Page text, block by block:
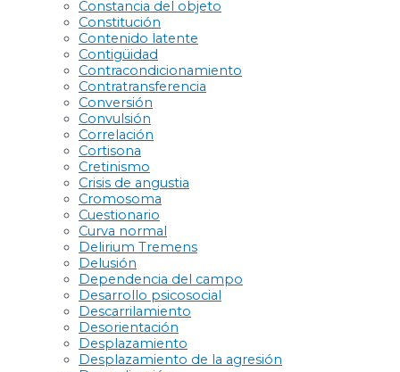
Constancia del objeto
Constitución
Contenido latente
Contigüidad
Contracondicionamiento
Contratransferencia
Conversión
Convulsión
Correlación
Cortisona
Cretinismo
Crisis de angustia
Cromosoma
Cuestionario
Curva normal
Delirium Tremens
Delusión
Dependencia del campo
Desarrollo psicosocial
Descarrilamiento
Desorientación
Desplazamiento
Desplazamiento de la agresión